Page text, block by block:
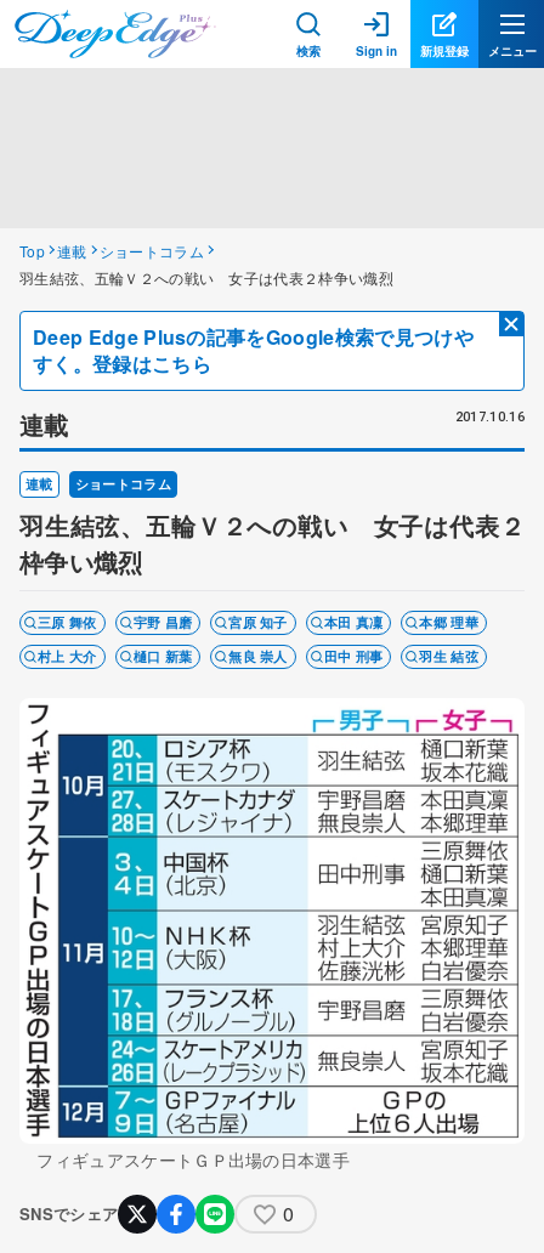
検索 Sign in 新規登録 メニュー
Top 連載
ショートコラム
羽生結弦、五輪Ｖ２への戦い 女子は代表２枠争い熾烈
Deep Edge Plusの記事をGoogle検索で見つけや
すく。登録はこちら
連載 2017.10.16
連載 ショートコラム
羽生結弦、五輪Ｖ２への戦い 女子は代表２
枠争い熾烈
三原 舞依 宇野 昌磨 宮原 知子 本田 真凜
本郷 理華
村上 大介
樋口 新葉 無良 崇人 田中 刑事 羽生 結弦
フィギュアスケートＧＰ出場の日本選手
SNSでシェア 0